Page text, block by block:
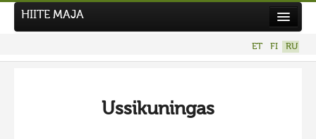
Hiite kuvavõistlus 2026
HIITE MAJA
ET FI RU
Ussikuningas